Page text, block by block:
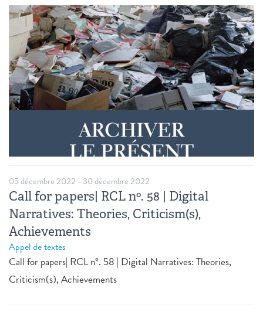
05 décembre 2022 - 30 décembre 2022
Call for papers| RCL nº. 58 | Digital
Narratives: Theories, Criticism(s),
Achievements
Appel de textes
Call for papers| RCL nº. 58 | Digital Narratives: Theories,
Criticism(s), Achievements